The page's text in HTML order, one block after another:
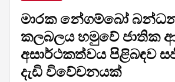
මාරක නේගම්බෝ
කලබලය හමුවේ ජාතික
අසාර්ථකත්වය පිළිබඳව
දැඩි විවේචනයක්